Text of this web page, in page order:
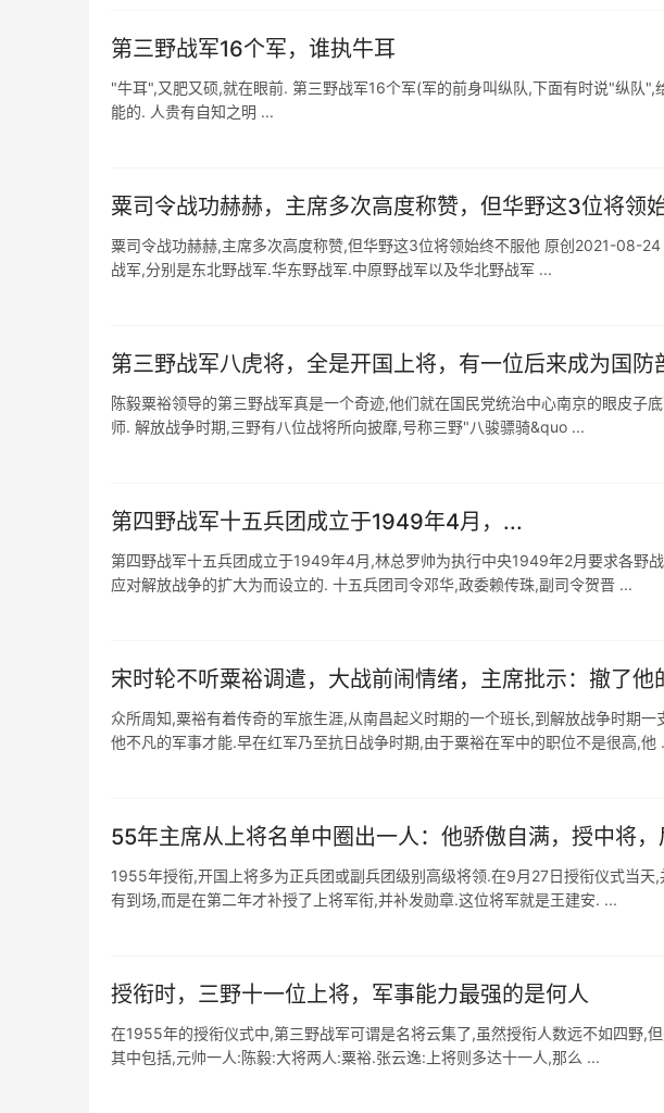
第三野战军16个军，谁执牛耳
"牛耳",又肥又硕,就在眼前. 第三野战军16个军(军的前身叫纵队,下面有时说"纵队
能的. 人贵有自知之明 ...
粟司令战功赫赫，主席多次高度称赞，但华野这3位将领
粟司令战功赫赫,主席多次高度称赞,但华野这3位将领始终不服他 原创2021-08-
战军,分别是东北野战军.华东野战军.中原野战军以及华北野战军 ...
第三野战军八虎将，全是开国上将，有一位后来成为国防
陈毅粟裕领导的第三野战军真是一个奇迹,他们就在国民党统治中心南京的眼皮子
师. 解放战争时期,三野有八位战将所向披靡,号称三野"八骏骠骑&quo ...
第四野战军十五兵团成立于1949年4月，...
第四野战军十五兵团成立于1949年4月,林总罗帅为执行中央1949年2月要求各野
应对解放战争的扩大为而设立的. 十五兵团司令邓华,政委赖传珠,副司令贺晋 ...
宋时轮不听粟裕调遣，大战前闹情绪，主席批示：撤了他
众所周知,粟裕有着传奇的军旅生涯,从南昌起义时期的一个班长,到解放战争时期
他不凡的军事才能.早在红军乃至抗日战争时期,由于粟裕在军中的职位不是很高,他
55年主席从上将名单中圈出一人：他骄傲自满，授中将
​1955年授衔,开国上将多为正兵团或副兵团级别高级将领.在9月27日授衔仪式当
有到场,而是在第二年才补授了上将军衔,并补发勋章.这位将军就是王建安. ...
授衔时，三野十一位上将，军事能力最强的是何人
在1955年的授衔仪式中,第三野战军可谓是名将云集了,虽然授衔人数远不如四野,
其中包括,元帅一人:陈毅:大将两人:粟裕.张云逸:上将则多达十一人,那么 ...